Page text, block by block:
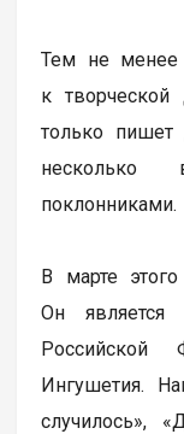
Тем не менее
к творческой
только
несколько
поклонниками.
В марте
Он является
Российской
Ингушетия.
случилось»,